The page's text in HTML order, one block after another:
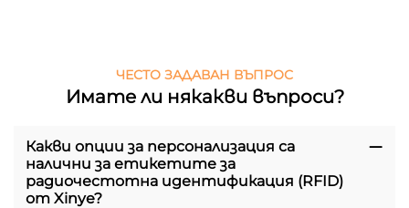
ЧЕСТО ЗАДАВАН ВЪПРОС
Имате ли някакви въпроси?
Какви опции за персонализация са
налични за етикетите за
радиочестотна идентификация (RFID)
от Xinye?